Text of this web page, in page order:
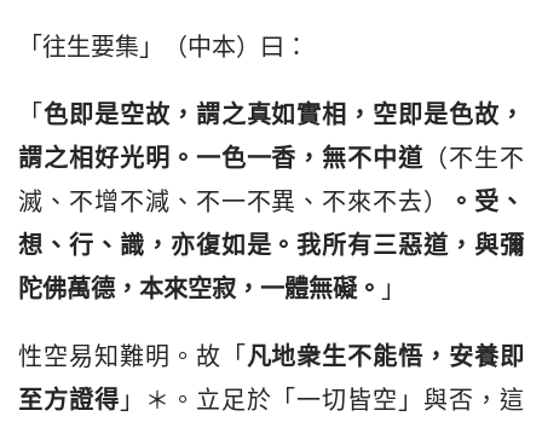
「往生要集」（中本）曰：
「 色即是空故，謂之真如實相，空即是色故，
謂之相好光明。一色一香，無不中道 （不生不
滅、不增不減、不一不異、不來不去）
。受、
想、行、識，亦復如是。我所有三惡道，與彌
陀佛萬德，本來空寂，一體無礙。 」
性空易知難明。故「 凡地衆生不能悟，安養即
至方證得 」＊。立足於「一切皆空」與否，這